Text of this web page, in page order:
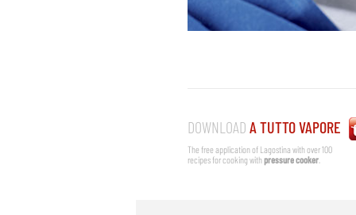
DOWNLOAD A TUTTO VAPORE
The free application of Lagostina with over 100
recipes for cooking withpressure cooker.